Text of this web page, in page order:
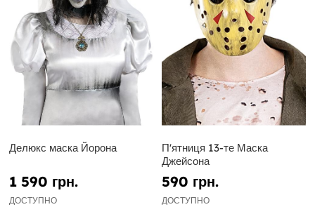
Делюкс маска Йорона
1 590 грн.
ДОСТУПНО
П'ятниця 13-те Маска
Джейсона
590 грн.
ДОСТУПНО